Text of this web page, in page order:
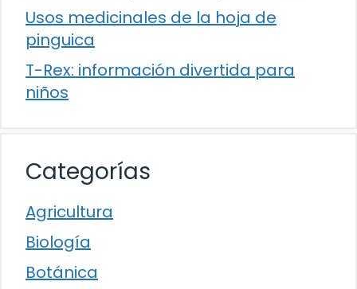
Usos medicinales de la hoja de
pinguica
T-Rex: información divertida para
niños
Categorías
Agricultura
Biología
Botánica